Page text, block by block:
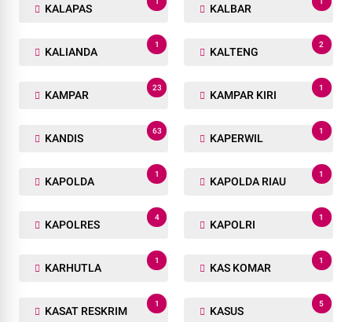
KALAPAS KALBAR
KALIANDA
1
KALTENG
2
KAMPAR
23
KAMPAR KIRI
1
KANDIS
63
KAPERWIL
1
KAPOLDA
1
KAPOLDA RIAU
1
KAPOLRES
4
KAPOLRI
1
KARHUTLA
1
KAS KOMAR
1
KASAT RESKRIM
1
KASUS
5